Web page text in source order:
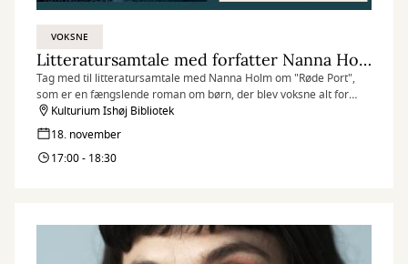
VOKSNE
Litteratursamtale med forfatter Nanna Holm
Tag med til litteratursamtale med Nanna Holm om "Røde Port",
som er en fængslende roman om børn, der blev voksne alt for
tidligt, og om voksne, der aldrig formåede at være de voksne,
børnene havde brug for.
Kulturium Ishøj Bibliotek
18. november
17:00 - 18:30